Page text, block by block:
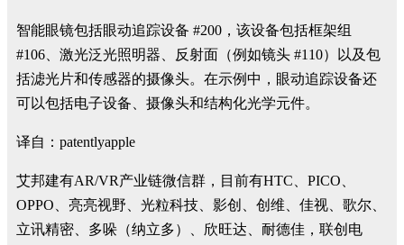
智能眼镜包括眼动追踪设备 #200，该设备包括框架组
#106、激光泛光照明器、反射面（例如镜头 #110）以及包
括滤光片和传感器的摄像头。在示例中，眼动追踪设备还
可以包括电子设备、摄像头和结构化光学元件。
译自：patentlyapple
艾邦建有AR/VR产业链微信群，目前有HTC、PICO、
OPPO、亮亮视野、光粒科技、影创、创维、佳视、歌尔、
立讯精密、多哚（纳立多）、欣旺达、耐德佳，联创电